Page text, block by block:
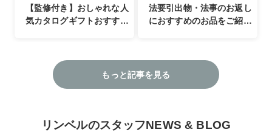
【監修付き】おしゃれな人
気カタログギフトおすすめ
法要引出物・法事のお返し
におすすめのお品をご紹介
もっと記事を見る
リンベルのスタッフNEWS & BLOG